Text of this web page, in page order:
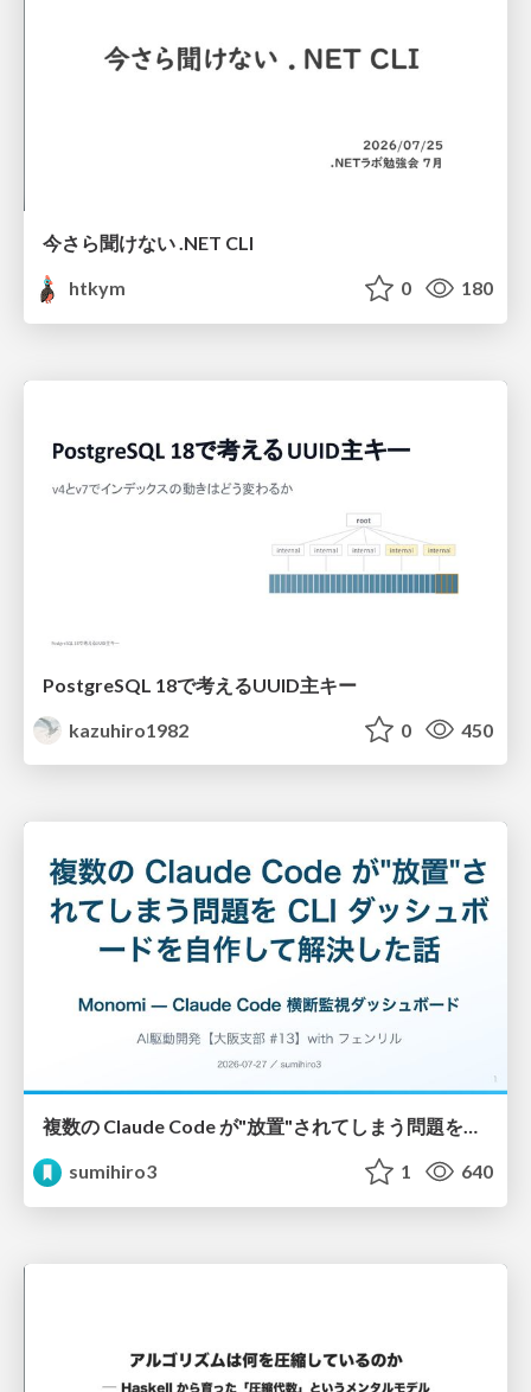
今さら聞けない .NET CLI
htkym
0 180
PostgreSQL 18で考えるUUID主キー
kazuhiro1982
0 450
複数の Claude Code が"放置"されてしまう問題をCLI ダッシュボードを自作して解決した話
sumihiro3
1 640